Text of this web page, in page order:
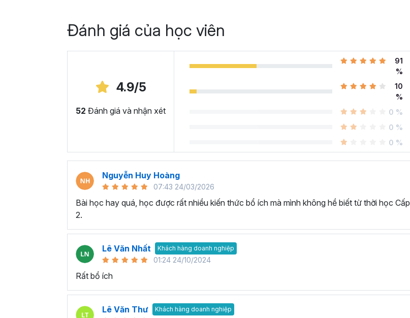
Đánh giá của học viên
4.9/5
52 Đánh giá và nhận xét
91
%
10
%
0 %
0 %
0 %
Nguyễn Huy Hoàng
07:43 24/03/2026
Bài học hay quá, học được rất nhiều kiến thức bổ ích mà mình không hề biết từ thời học Cấp
2.
Lê Văn Nhất Khách hàng doanh nghiệp
01:24 24/10/2024
Rất bổ ích
Lê Văn Thư Khách hàng doanh nghiệp